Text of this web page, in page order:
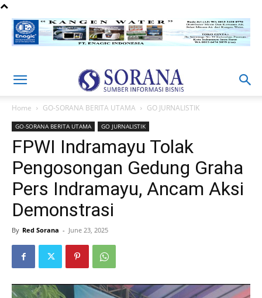
Home GO-SORANA BERITA UTAMA GO JURNALISTIK
GO-SORANA BERITA UTAMA GO JURNALISTIK
FPWI Indramayu Tolak
Pengosongan Gedung Graha
Pers Indramayu, Ancam Aksi
Demonstrasi
By Red Sorana - June 23, 2025